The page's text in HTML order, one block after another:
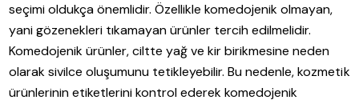
seçimi oldukça önemlidir. Özellikle komedojenik olmayan,
yani gözenekleri tıkamayan ürünler tercih edilmelidir.
Komedojenik ürünler, ciltte yağ ve kir birikmesine neden
olarak sivilce oluşumunu tetikleyebilir. Bu nedenle, kozmetik
ürünlerinin etiketlerini kontrol ederek komedojenik